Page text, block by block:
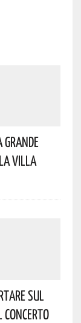
Grande
Villa
Sul
Concerto